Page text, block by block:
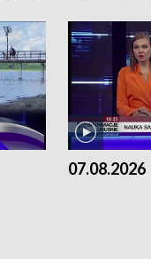
07.08.2026